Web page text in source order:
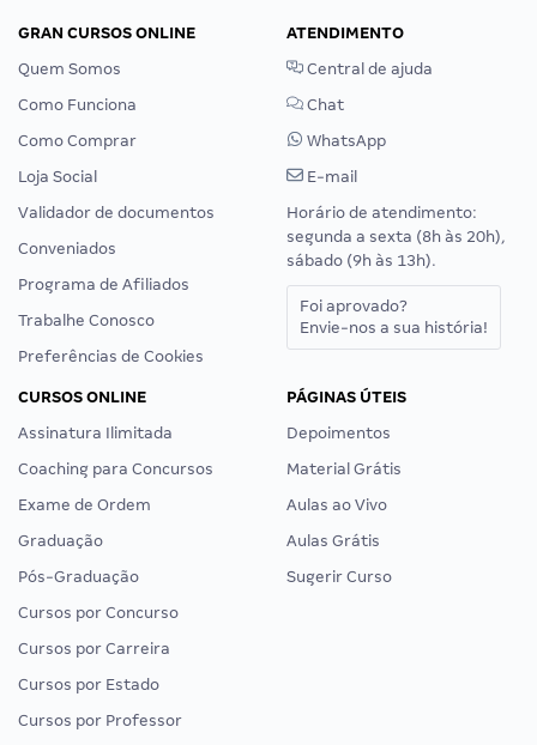
GRAN CURSOS ONLINE
Quem Somos
Como Funciona
Como Comprar
Loja Social
Validador de documentos
Conveniados
Programa de Afiliados
Trabalhe Conosco
Preferências de Cookies
ATENDIMENTO
Central de ajuda
Chat
WhatsApp
E-mail
Horário de atendimento:
segunda a sexta (8h às 20h),
sábado (9h às 13h).
Foi aprovado?
Envie-nos a sua história!
CURSOS ONLINE
Assinatura Ilimitada
Coaching para Concursos
Exame de Ordem
Graduação
Pós-Graduação
Cursos por Concurso
Cursos por Carreira
Cursos por Estado
Cursos por Professor
PÁGINAS ÚTEIS
Depoimentos
Material Grátis
Aulas ao Vivo
Aulas Grátis
Sugerir Curso